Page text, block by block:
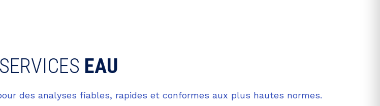
EAU
des analyses fiables, rapides et conformes aux plus hautes normes.